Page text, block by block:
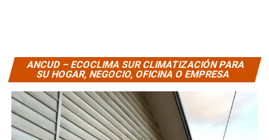
ANCUD – ECOCLIMA SUR CLIMATIZACIÓN PARA
SU HOGAR, NEGOCIO, OFICINA O EMPRESA